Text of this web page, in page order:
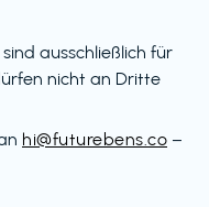
ausschließlich für
nicht an Dritte
hi@futurebens.co –